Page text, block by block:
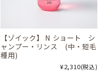
【ゾイック】 N ショート シ
ャンプー・リンス (中・短毛
種用)
¥2,310(税込)